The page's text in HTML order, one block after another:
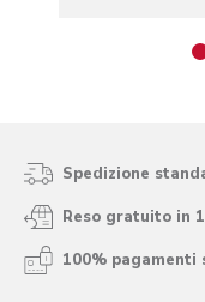
Spedizione
Reso gratuito in
100% pagamenti